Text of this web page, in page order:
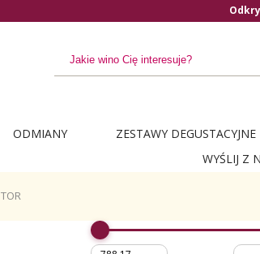
ODMIANY ZESTAWY DEGUSTACYJNE
WYŚLIJ Z
TOR